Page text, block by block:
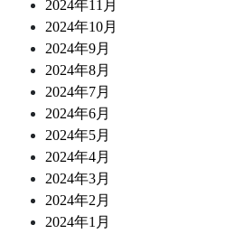
2024年11月
2024年10月
2024年9月
2024年8月
2024年7月
2024年6月
2024年5月
2024年4月
2024年3月
2024年2月
2024年1月